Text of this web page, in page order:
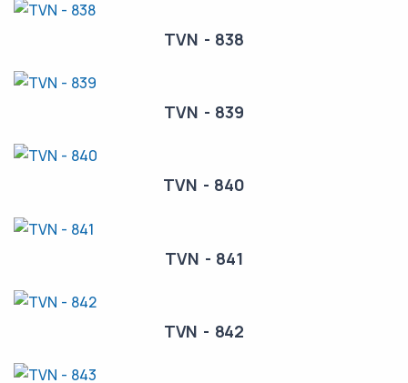
TVN - 838
TVN - 839
TVN - 840
TVN - 841
TVN - 842